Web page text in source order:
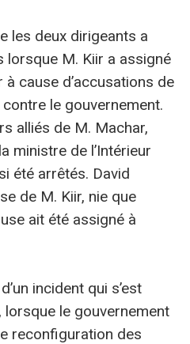
les deux dirigeants a
lorsque M. Kiir a assigné
cause d’accusations de
le gouvernement.
alliés de M. Machar,
ministre de l’Intérieur
été arrêtés. David
de M. Kiir, nie que
ait été assigné à
incident qui s’est
le gouvernement
reconfiguration des